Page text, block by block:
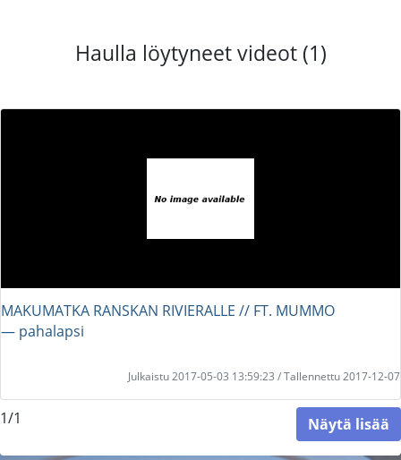
Haulla löytyneet videot (1)
MAKUMATKA RANSKAN RIVIERALLE // FT. MUMMO
― pahalapsi
Julkaistu 2017-05-03 13:59:23 / Tallennettu 2017-12-07
1/1 Näytä lisää